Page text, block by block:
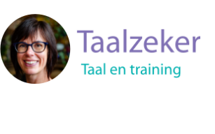
naar
de
inhoud